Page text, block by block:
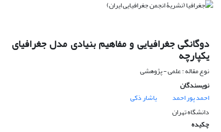
دوگانگی جغرافیایی و مفاهیم بنیادی مدل جغرافیای
یکپارچه
نوع مقاله : علمی - پژوهشی
نویسندگان
احمد پور احمد
یاشار ذکی
دانشگاه تهران
چکیده